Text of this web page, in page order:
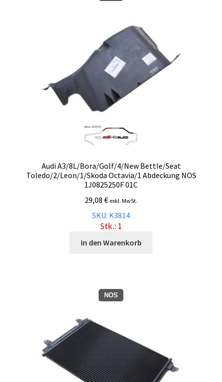
Audi A3/8L/Bora/Golf/4/New Bettle/Seat
Toledo/2/Leon/1/Skoda Octavia/1 Abdeckung NOS
1J0825250F 01C
29,08 € exkl. MwSt.
SKU: K3814
Stk.: 1
In den Warenkorb
NOS